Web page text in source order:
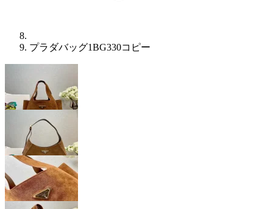
プラダバッグ1BG330コピー